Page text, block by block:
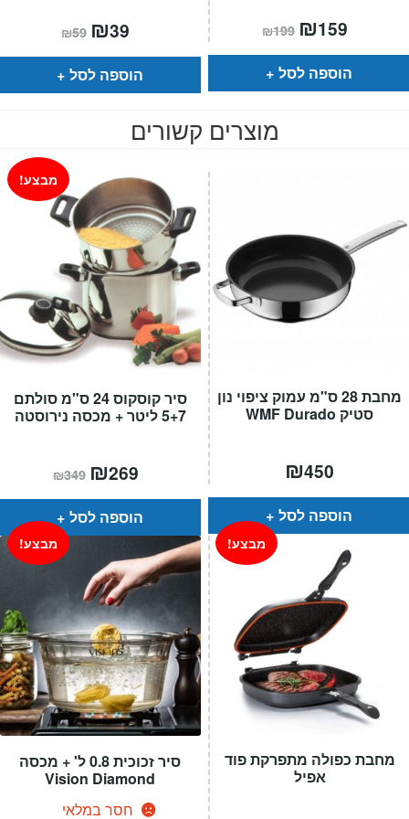
₪59 המחיר
המקורי
היה:
₪59.
₪39
הוא:
הוספה לסל
₪199 המחיר
המקורי
היה:
₪199.
₪159
הוא:
הוספה לסל
מוצרים קשורים
סיר קוסקוס 24 ס"מ סולתם
5+7 ליטר + מכסה נירוסטה
מבצע!
₪349 המחיר
המקורי
היה:
₪349.
₪269
הוא:
הוספה לסל
מחבת 28 ס"מ עמוק ציפוי נון
סטיק WMF Durado
₪450
הוספה לסל
סיר זכוכית 0.8 ל' + מכסה
Vision Diamond
חסר במלאי
מבצע!
מחבת כפולה מתפרקת פוד
אפיל
מבצע!